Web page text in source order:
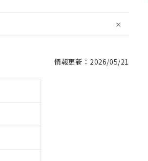
情報更新：2026/05/21